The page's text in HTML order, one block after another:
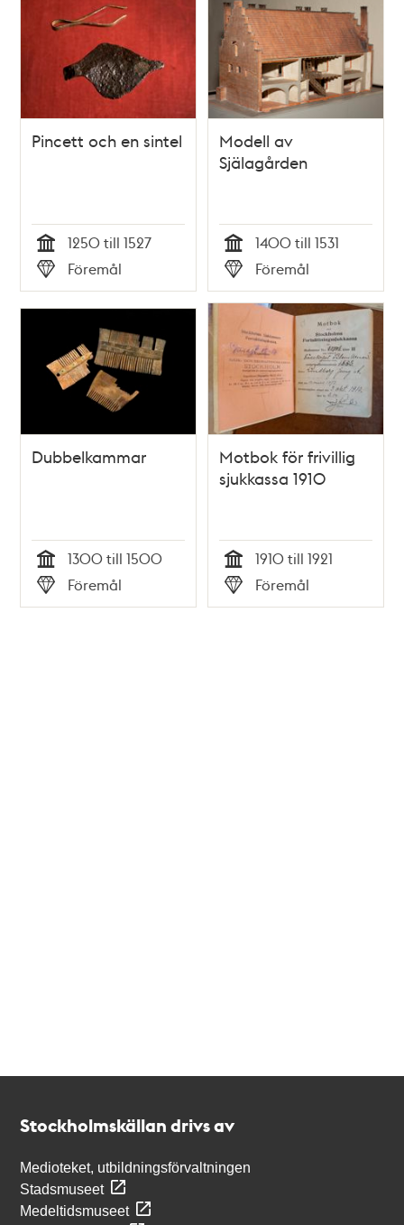
Pincett och en sintel
Tid
1250 till 1527
Typ
Föremål
Modell av
Själagården
Tid
1400 till 1531
Typ
Föremål
Dubbelkammar
Tid
1300 till 1500
Typ
Föremål
Motbok för frivillig
sjukkassa 1910
Tid
1910 till 1921
Typ
Föremål
Stockholmskällan drivs av
Medioteket, utbildningsförvaltningen
Stadsmuseet
Medeltidsmuseet